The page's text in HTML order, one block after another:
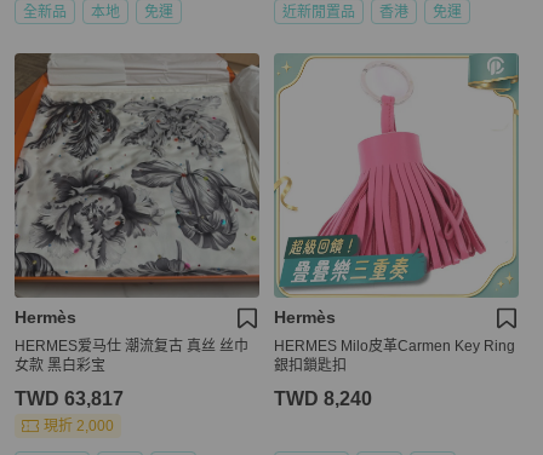
全新品 本地 免運 近新閒置品 香港 免運
Hermès
HERMES爱马仕 潮流复古 真丝 丝巾
女款 黑白彩宝
TWD 63,817
現折 2,000
Hermès
HERMES Milo皮革Carmen Key Ring
銀扣鎖匙扣
TWD 8,240